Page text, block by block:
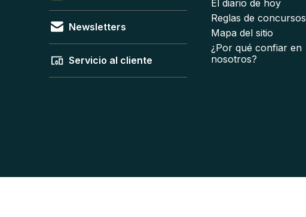
Newsletters
Servicio al cliente
El diario de hoy
Reglas de concursos
Mapa del sitio
¿Por qué confiar en
nosotros?